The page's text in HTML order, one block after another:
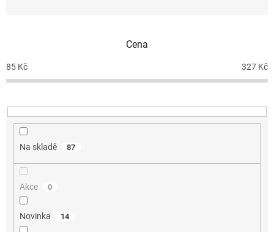
u
k
ů
Cena
85 Kč 327 Kč
Na skladě 87
Akce 0
Novinka 14